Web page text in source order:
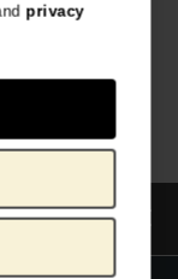
privacy
Gogh, Ciruelo